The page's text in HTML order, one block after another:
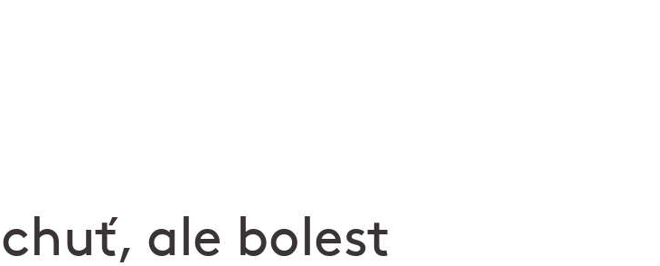
ale bolest